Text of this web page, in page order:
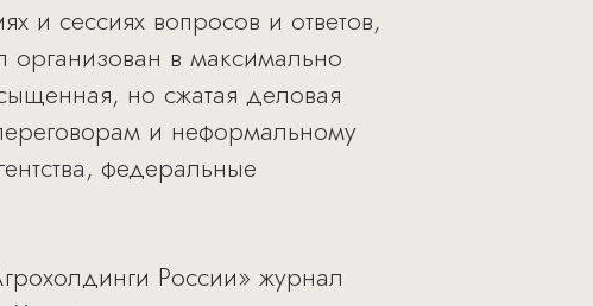
и сессиях вопросов и ответов,
в максимально
но сжатая деловая
и неформальному
федеральные
России» журнал